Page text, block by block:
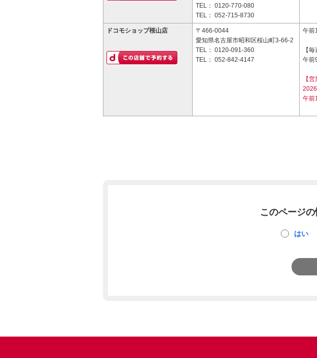
TEL： 0120-770-080
TEL： 052-715-8730
ドコモショップ桜山店
〒466-0044
愛知県名古屋市昭和区桜山町3-66-2
TEL： 0120-091-360
TEL： 052-842-4147
午前
【
午前
【
午前
このページ
はい